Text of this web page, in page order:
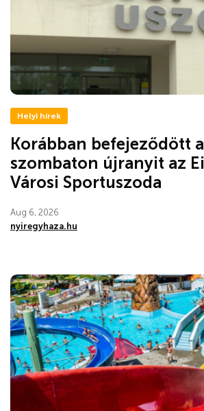
Helyi hírek
Korábban befejeződött
szombaton újranyit az
Városi Sportuszoda
Aug 6, 2026
nyiregyhaza.hu